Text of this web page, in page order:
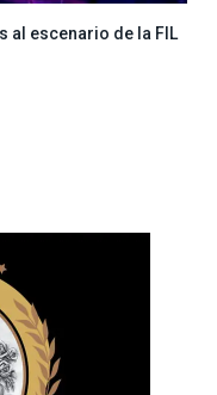
al escenario de la FIL